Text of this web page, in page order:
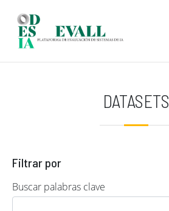
DATASETS
Filtrar por
Buscar palabras clave